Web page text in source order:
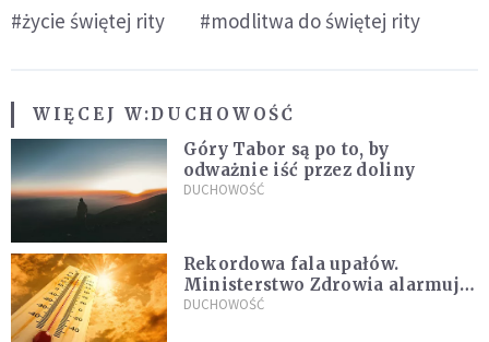
#życie świętej rity
#modlitwa do świętej rity
WIĘCEJ W:DUCHOWOŚĆ
Góry Tabor są po to, by
odważnie iść przez doliny
DUCHOWOŚĆ
Rekordowa fala upałów.
Ministerstwo Zdrowia alarmuje
po doświadczeniach z czerwca
DUCHOWOŚĆ